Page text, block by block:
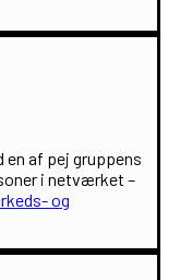
af pej gruppens
i netværket –
og